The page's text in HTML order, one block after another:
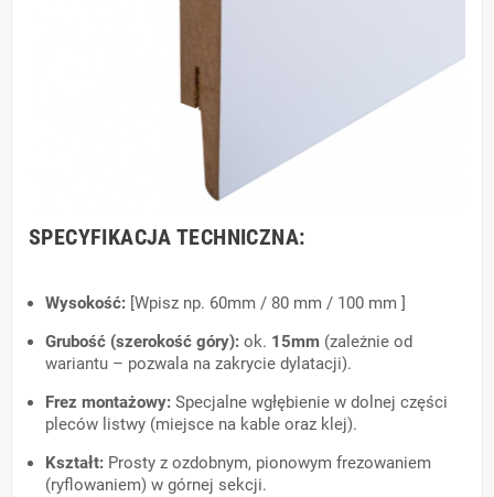
SPECYFIKACJA TECHNICZNA:
Wysokość: [Wpisz np. 60mm / 80 mm / 100 mm ]
Grubość (szerokość góry): ok. 15mm (zależnie od
wariantu – pozwala na zakrycie dylatacji).
Frez montażowy: Specjalne wgłębienie w dolnej części
pleców listwy (miejsce na kable oraz klej).
Kształt: Prosty z ozdobnym, pionowym frezowaniem
(ryflowaniem) w górnej sekcji.